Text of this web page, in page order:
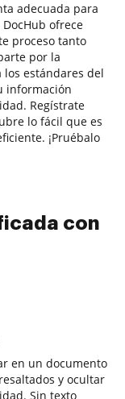
adecuada para
ofrece
proceso tanto
por la
estándares del
información
Regístrate
lo fácil que es
¡Pruébalo
con
en un documento
y ocultar
Sin texto